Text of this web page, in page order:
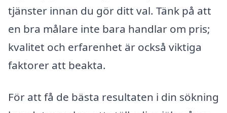
tjänster innan du gör ditt val. Tänk på att
en bra målare inte bara handlar om pris;
kvalitet och erfarenhet är också viktiga
faktorer att beakta.
För att få de bästa resultaten i din sökning